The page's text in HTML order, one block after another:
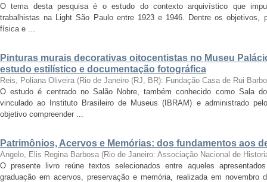
O tema desta pesquisa é o estudo do contexto arquivístico que
trabalhistas na Light São Paulo entre 1923 e 1946. Dentre os objetivos,
física e ...
Pinturas murais decorativas oitocentistas no Museu
estudo estilístico e documentação fotográfica
Reis, Poliana Oliveira (Rio de Janeiro (RJ, BR): Fundação Casa de Rui
O estudo é centrado no Salão Nobre, também conhecido como Sala
vinculado ao Instituto Brasileiro de Museus (IBRAM) e administrado
objetivo compreender ...
Patrimônios, Acervos e Memórias: dos fundamentos aos
Angelo, Elis Regina Barbosa (Rio de Janeiro: Associação Nacional de
O presente livro reúne textos selecionados entre aqueles
graduação em acervos, preservação e memória, realizada em novembro